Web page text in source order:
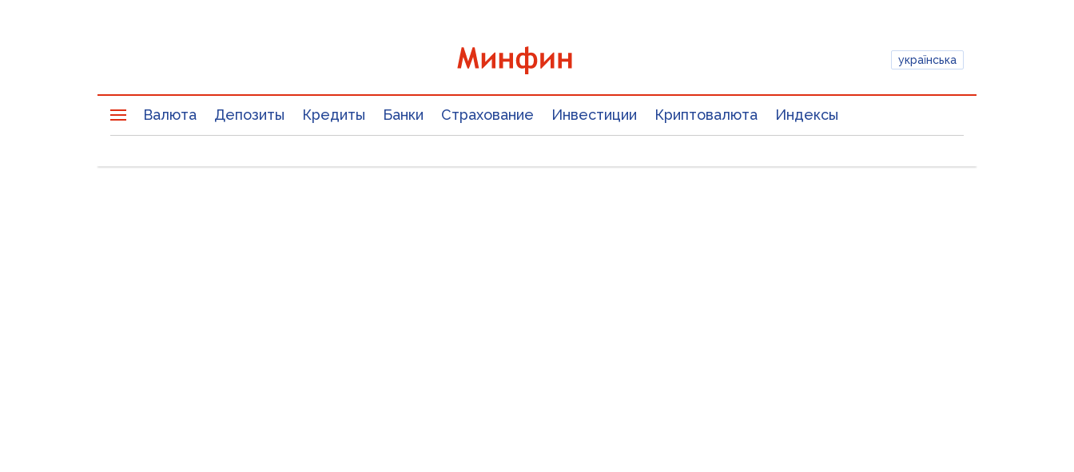
українська
Валюта Депозиты Кредиты Банки Страхование Инвестиции Криптовалюта Индексы